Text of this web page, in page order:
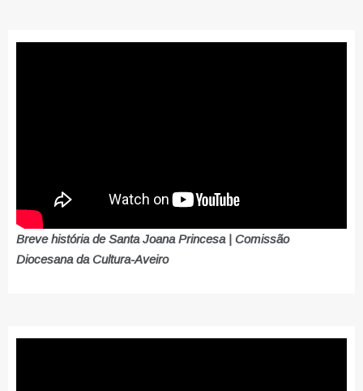
Breve história de Santa Joana Princesa | Comissão
Diocesana da Cultura-Aveiro